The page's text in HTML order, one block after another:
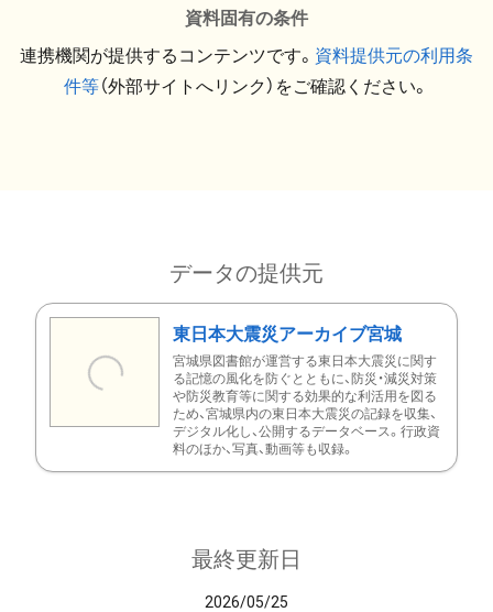
資料固有の条件
連携機関が提供するコンテンツです。 資料提供元の利用条
件等（外部サイトへリンク）をご確認ください。
データの提供元
東日本大震災アーカイブ宮城
宮城県図書館が運営する東日本大震災に関す
る記憶の風化を防ぐとともに、防災・減災対策
や防災教育等に関する効果的な利活用を図る
ため、宮城県内の東日本大震災の記録を収集、
デジタル化し、公開するデータベース。行政資
料のほか、写真、動画等も収録。
最終更新日
2026/05/25